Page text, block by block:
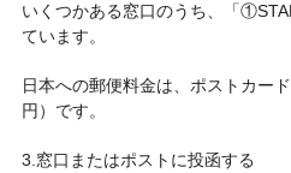
いくつかある窓口のうち、「
ています。
日本への郵便料金は、ポストカー
円）です。
3.窓口またはポストに投函する